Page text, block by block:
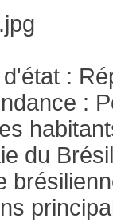
:
:
du